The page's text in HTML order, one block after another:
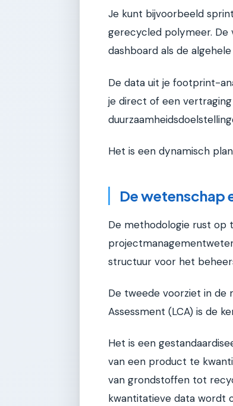
Je kunt bijvoorbeeld
gerecycled polymeer.
dashboard als de
De data uit je footprint-
je direct of een
Het is een dynamisch
De wetenschap
De methodologie rust op
structuur voor het
De tweede voorziet in de
Assessment (LCA) is de
Het is een
van een product te
van grondstoffen tot
kwantitatieve data wordt